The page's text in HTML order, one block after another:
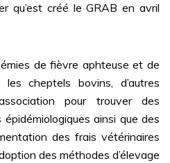
qu’est créé le GRAB en avril
de fièvre aphteuse et de
cheptels bovins, d’autres
pour trouver des
ainsi que des
des frais vétérinaires
des méthodes d’élevage